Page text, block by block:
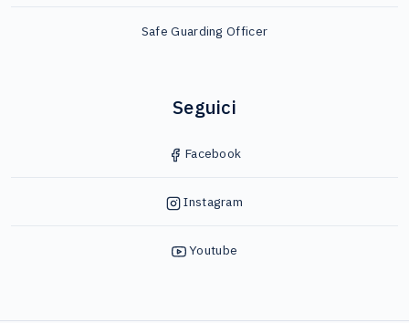
Safe Guarding Officer
Seguici
Facebook
Instagram
Youtube